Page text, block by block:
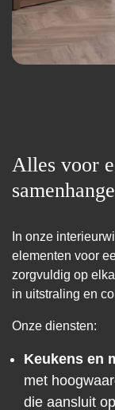
Alles voor
In onze
elementen voor
zorgvuldig op
in uitstraling en
Onze diensten:
Keukens en
met
die aansluit